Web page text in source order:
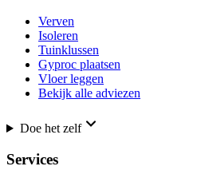
Verven
Isoleren
Tuinklussen
Gyproc plaatsen
Vloer leggen
Bekijk alle adviezen
Doe het zelf
Services